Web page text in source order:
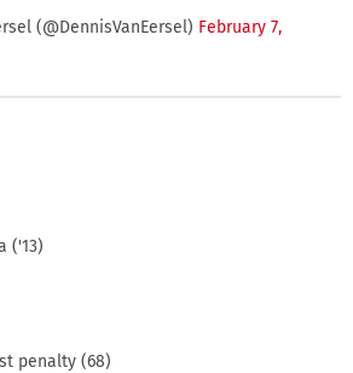
(@DennisVanEersel) February 7,
('13)
penalty (68)